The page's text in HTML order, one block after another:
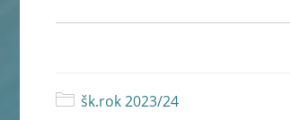
šk.rok 2023/24